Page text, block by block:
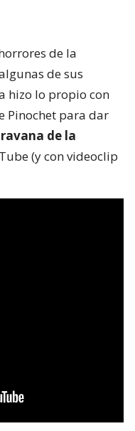
de la
de sus
hizo lo propio con
Pinochet para dar
de la
(y con videoclip